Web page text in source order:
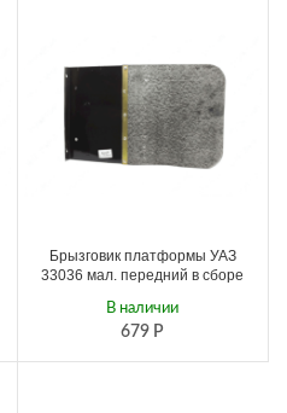
Брызговик платформы УАЗ
33036 мал. передний в сборе
679 Р
В наличии